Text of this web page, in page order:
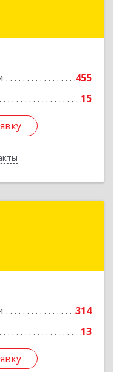
455
15
Подробнее
314
13
г, Партизанская